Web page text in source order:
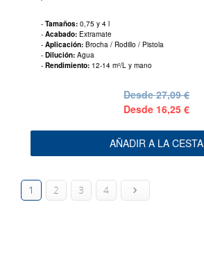
- Tamaños: 0,75 y 4 l
- Acabado: Extramate
- Aplicación: Brocha / Rodillo / Pistola
- Dilución: Agua
- Rendimiento: 12-14 m²/L y mano
Desde27,09 €
Desde 16,25 €
AÑADIR A LA CESTA
1 2 3 4